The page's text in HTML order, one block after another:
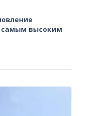
самым высоким